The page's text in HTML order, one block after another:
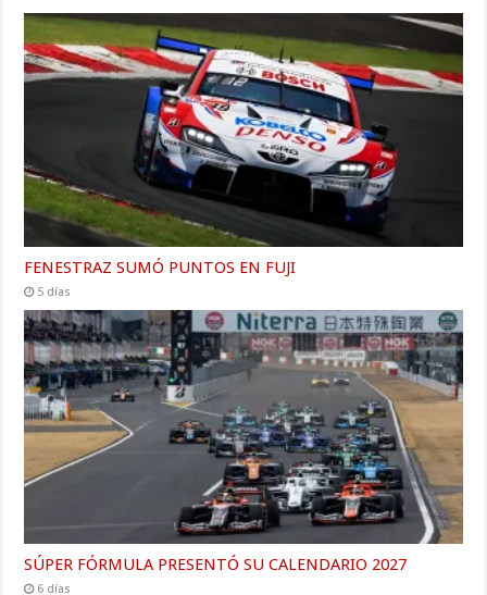
FENESTRAZ SUMÓ PUNTOS EN FUJI
5 días
SÚPER FÓRMULA PRESENTÓ SU CALENDARIO 2027
6 días